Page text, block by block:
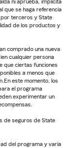
ni aprueba, implícita
que se haga referencia
terceros y State
de los productos y
comprado una nueva
cualquier persona
que ciertas funciones
a menos que
este momento, los
el programa
experimentar un
de seguros de State
del programa y varía